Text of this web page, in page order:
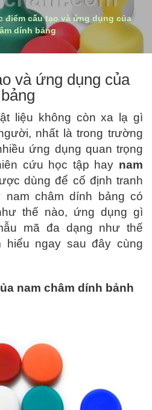
điểm cấu tạo và ứng dụng của
dính bảng
và ứng dụng của
liệu không còn xa lạ gì
nhất là trong trường
ứng dụng quan trọng
cứu học tập hay nam
dùng để cố định tranh
nam châm dính bảng có
thế nào, ứng dụng gì
mã đa dạng như thế
hiểu ngay sau đây cùng
nam châm dính bảnh